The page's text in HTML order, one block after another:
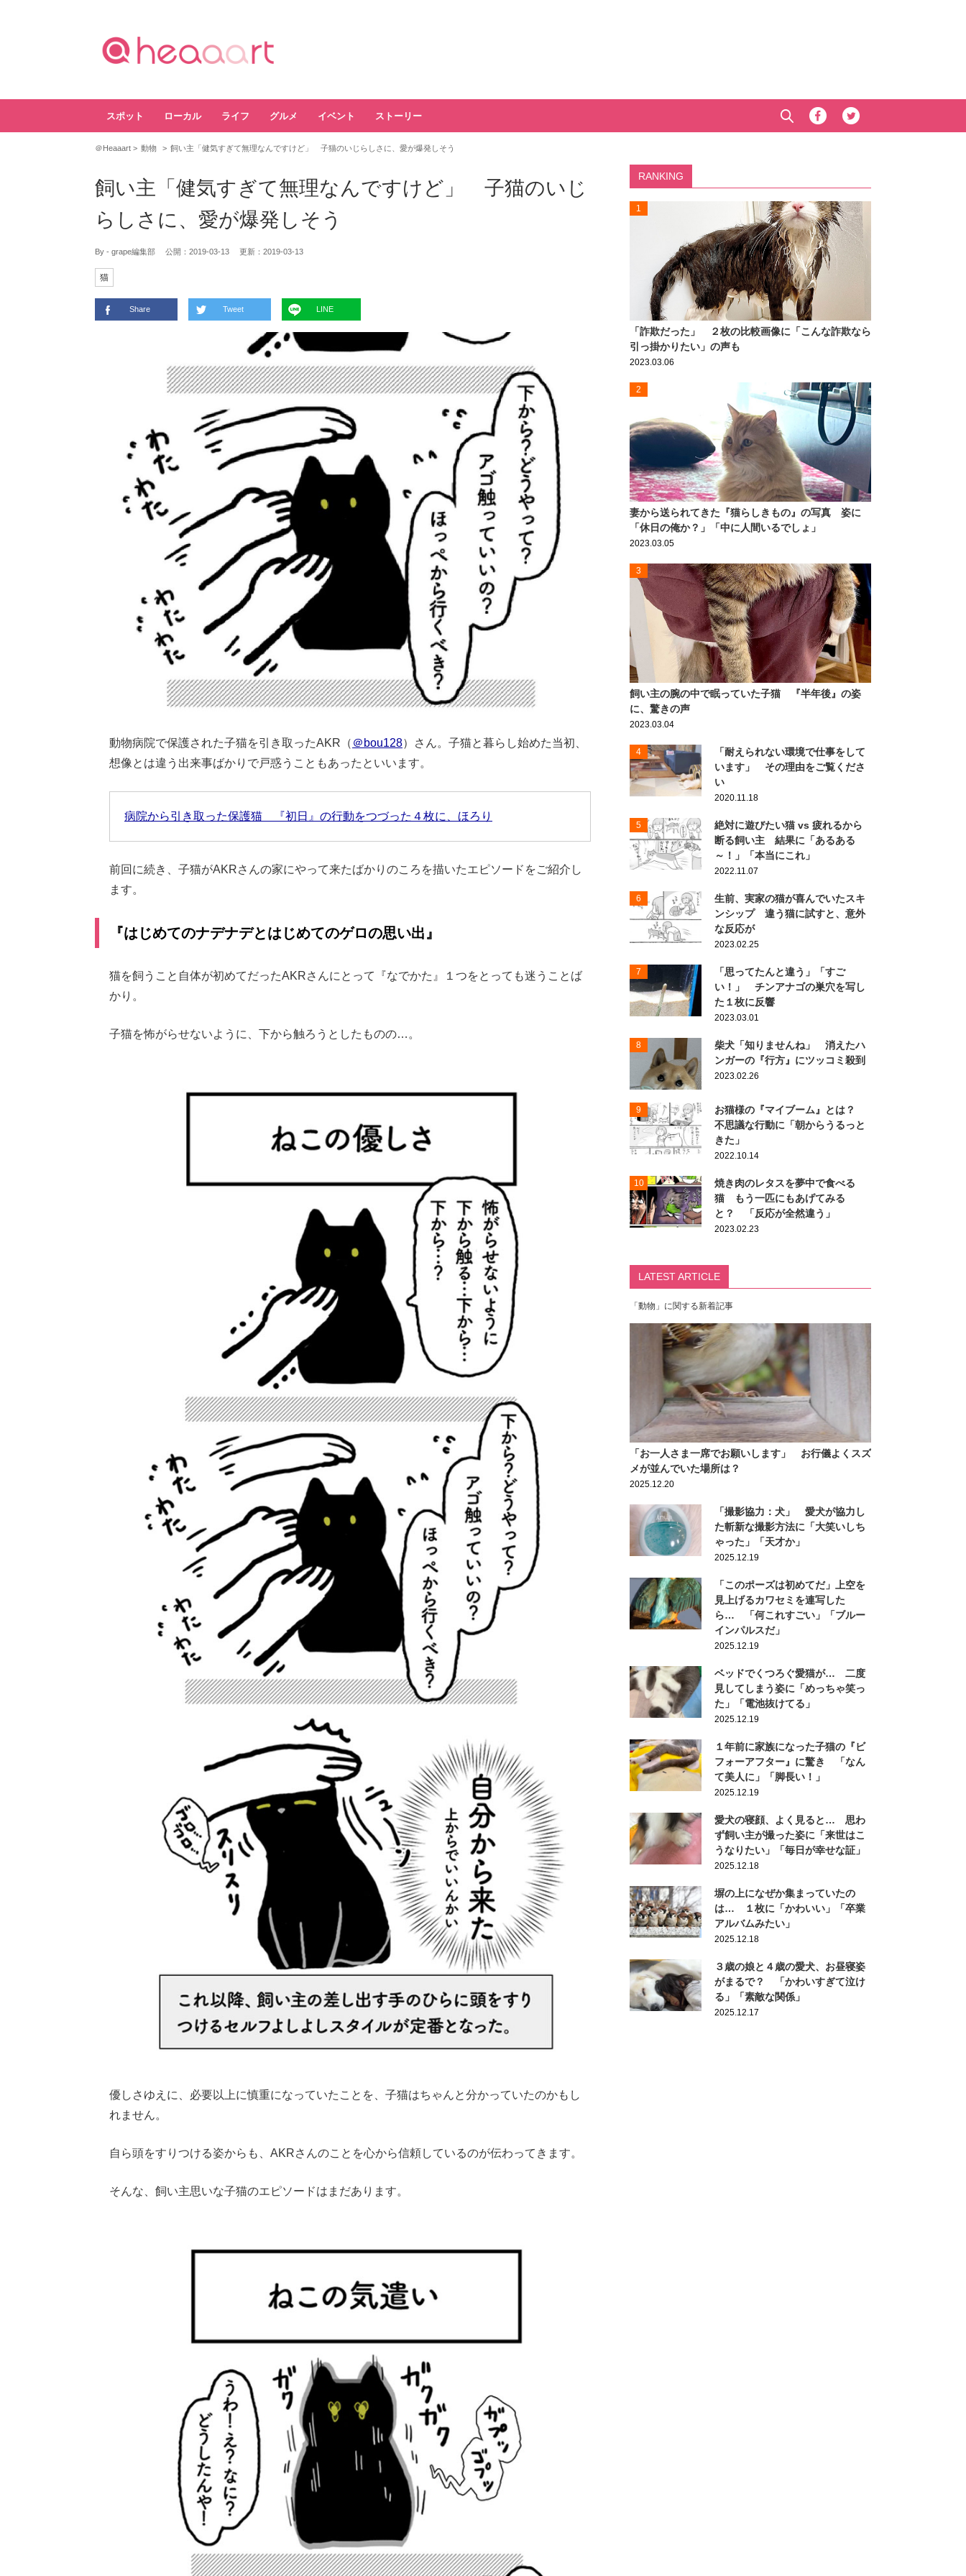
スポット ローカル ライフ グルメ イベント ストーリー
＠Heaaart 動物 飼い主「健気すぎて無理なんですけど」 子猫のいじらしさに、愛が爆発しそう
飼い主「健気すぎて無理なんですけど」 子猫のいじ
らしさに、愛が爆発しそう
By - grape編集部 公開： 2019-03-13 更新： 2019-03-13
猫
Share Tweet LINE
動物病院で保護された子猫を引き取ったAKR（ ＠bou128）さん。子猫と暮らし始めた当初、
想像とは違う出来事ばかりで戸惑うこともあったといいます。
病院から引き取った保護猫 『初日』の行動をつづった４枚に、ほろり
前回に続き、子猫がAKRさんの家にやって来たばかりのころを描いたエピソードをご紹介し
ます。
『はじめてのナデナデとはじめてのゲロの思い出』
猫を飼うこと自体が初めてだったAKRさんにとって『なでかた』１つをとっても迷うことば
かり。
子猫を怖がらせないように、下から触ろうとしたものの…。
優しさゆえに、必要以上に慎重になっていたことを、子猫はちゃんと分かっていたのかもし
れません。
自ら頭をすりつける姿からも、AKRさんのことを心から信頼しているのが伝わってきます。
そんな、飼い主思いな子猫のエピソードはまだあります。
RANKING
1
「詐欺だった」 ２枚の比較画像に「こんな詐欺なら
引っ掛かりたい」の声も
2023.03.06
2
妻から送られてきた『猫らしきもの』の写真 姿に
「休日の俺か？」「中に人間いるでしょ」
2023.03.05
3
飼い主の腕の中で眠っていた子猫 『半年後』の姿
に、驚きの声
2023.03.04
4
「耐えられない環境で仕事をして
います」 その理由をご覧くださ
い
2020.11.18
5
絶対に遊びたい猫 vs 疲れるから
断る飼い主 結果に「あるある
～！」「本当にこれ」
2022.11.07
6
生前、実家の猫が喜んでいたスキ
ンシップ 違う猫に試すと、意外
な反応が
2023.02.25
7
「思ってたんと違う」「すご
い！」 チンアナゴの巣穴を写し
た１枚に反響
2023.03.01
8
柴犬「知りませんね」 消えたハ
ンガーの『行方』にツッコミ殺到
2023.02.26
9
お猫様の『マイブーム』とは？
不思議な行動に「朝からうるっと
きた」
2022.10.14
10
焼き肉のレタスを夢中で食べる
猫 もう一匹にもあげてみる
と？ 「反応が全然違う」
2023.02.23
LATEST ARTICLE
「動物」に関する新着記事
「お一人さま一席でお願いします」 お行儀よくスズ
メが並んでいた場所は？
2025.12.20
「撮影協力：犬」 愛犬が協力し
た斬新な撮影方法に「大笑いしち
ゃった」「天才か」
2025.12.19
「このポーズは初めてだ」上空を
見上げるカワセミを連写した
ら… 「何これすごい」「ブルー
インパルスだ」
2025.12.19
ベッドでくつろぐ愛猫が… 二度
見してしまう姿に「めっちゃ笑っ
た」「電池抜けてる」
2025.12.19
１年前に家族になった子猫の『ビ
フォーアフター』に驚き 「なん
て美人に」「脚長い！」
2025.12.19
愛犬の寝顔、よく見ると… 思わ
ず飼い主が撮った姿に「来世はこ
うなりたい」「毎日が幸せな証」
2025.12.18
塀の上になぜか集まっていたの
は… １枚に「かわいい」「卒業
アルバムみたい」
2025.12.18
３歳の娘と４歳の愛犬、お昼寝姿
がまるで？ 「かわいすぎて泣け
る」「素敵な関係」
2025.12.17